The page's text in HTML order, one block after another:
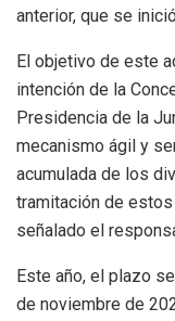
anterior, que se
El objetivo de este
intención de la
Presidencia de la
mecanismo ágil y
acumulada de los
tramitación de
señalado el
Este año, el plazo
de noviembre de